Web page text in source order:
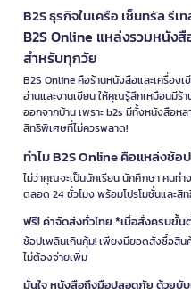
B2S ธุรกิจในเครือ เซ็นทรัล รี
B2S Online แหล่งรวมหนังสื
สำหรับทุกวัย
B2S Online คือร้านหนังสือและเครื่อง
อ่านและงานเขียน ให้คุณรู้สึกเหมือนมีร้
ออกจากบ้าน เพราะ b2s มีทั้งหนังสือ
สิทธิพิเศษที่ไม่ควรพลาด!
ทำไม B2S Online คือแหล่งช้
ไม่ว่าคุณจะเป็นนักเรียน นักศึกษา คนท
ตลอด 24 ชั่วโมง พร้อมโปรโมชั่นและสิ
ฟรี! ค่าจัดส่งทั่วไทย *เมื่อสั่งครบขั้
ช้อปเพลินเกินคุ้ม! เพียงมียอดสั่งซื้อสิ
ไม่ต้องจ่ายเพิ่ม
มั่นใจ หนังสือถึงมือปลอดภัย ด้วยบั